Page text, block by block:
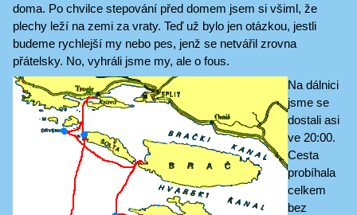
doma. Po chvilce stepování před domem jsem si všiml, že
plechy leží na zemi za vraty. Teď už bylo jen otázkou, jestli
budeme rychlejší my nebo pes, jenž se netvářil zrovna
přátelsky. No, vyhráli jsme my, ale o fous.
Na dálnici
jsme se
dostali asi
ve 20:00.
Cesta
probíhala
celkem
bez